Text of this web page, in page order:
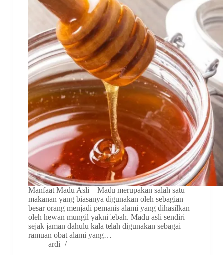
Manfaat Madu Asli – Madu merupakan salah satu
makanan yang biasanya digunakan oleh sebagian
besar orang menjadi pemanis alami yang dihasilkan
oleh hewan mungil yakni lebah. Madu asli sendiri
sejak jaman dahulu kala telah digunakan sebagai
ramuan obat alami yang…
ardi